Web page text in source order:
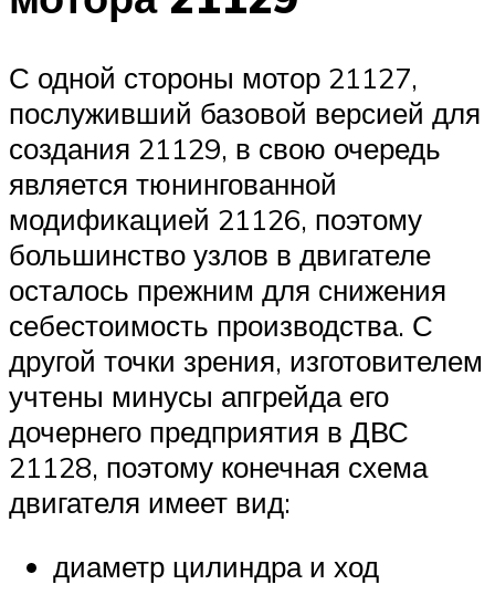
С одной стороны мотор 21127,
послуживший базовой версией для
создания 21129, в свою очередь
является тюнингованной
модификацией 21126, поэтому
большинство узлов в двигателе
осталось прежним для снижения
себестоимость производства. С
другой точки зрения, изготовителем
учтены минусы апгрейда его
дочернего предприятия в ДВС
21128, поэтому конечная схема
двигателя имеет вид:
диаметр цилиндра и ход